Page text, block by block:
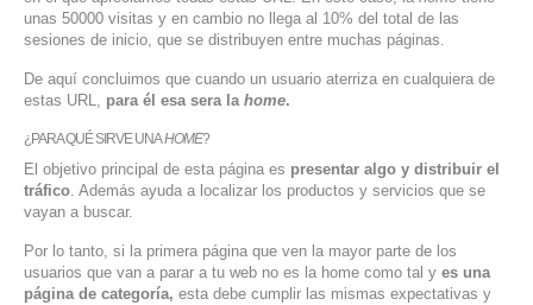
unas 50000 visitas y en cambio no llega al 10% del total de las
sesiones de inicio, que se distribuyen entre muchas páginas.
De aquí concluimos que cuando un usuario aterriza en cualquiera de
estas URL, para él esa sera la home.
¿PARA QUÉ SIRVE UNAHOME?
El objetivo principal de esta página es presentar algo y distribuir el
tráfico. Además ayuda a localizar los productos y servicios que se
vayan a buscar.
Por lo tanto, si la primera página que ven la mayor parte de los
usuarios que van a parar a tu web no es la home como tal y es una
página de categoría, esta debe cumplir las mismas expectativas y